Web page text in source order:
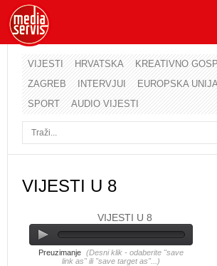
VIJESTI HRVATSKA
KREATIVNO
ZAGREB
INTERVJUI EUROPSKA
SPORT
AUDIO VIJESTI
VIJESTI U 8
VIJESTI U 8
Preuzimanje (Desni klik - odaberite "save
link as" ili "save target as"...)
Korisničko ime
Lozinka
Zaboravili ste lozinku?